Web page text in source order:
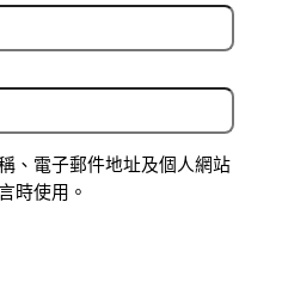
、電子郵件地址及個人網站
時使用。